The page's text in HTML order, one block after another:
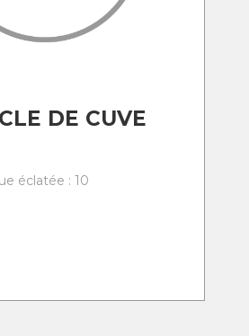
DE CUVE
éclatée : 10